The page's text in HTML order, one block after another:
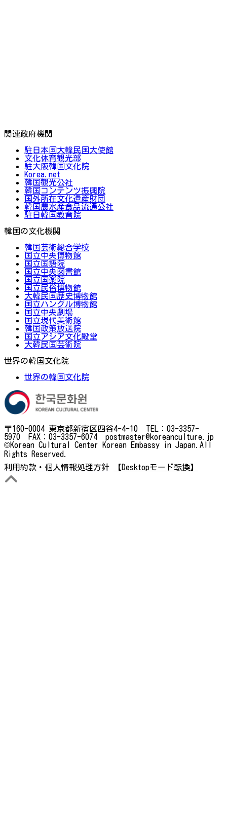
関連政府機関
駐日本国大韓民国大使館
文化体育観光部
駐大阪韓国文化院
Korea.net
韓国観光公社
韓国コンテンツ振興院
国外所在文化遺産財団
韓国農水産食品流通公社
駐日韓国教育院
韓国の文化機関
韓国芸術総合学校
国立中央博物館
国立国語院
国立中央図書館
国立国楽院
国立民俗博物館
大韓民国歴史博物館
国立ハングル博物館
国立中央劇場
国立現代美術館
韓国政策放送院
国立アジア文化殿堂
大韓民国芸術院
世界の韓国文化院
世界の韓国文化院
〒160-0004 東京都新宿区四谷4-4-10 TEL：03-3357-
5970 FAX：03-3357-6074 postmaster@koreanculture.jp
©Korean Cultural Center Korean Embassy in Japan.All
Rights Reserved.
利用約款・個人情報処理方針
【Desktopモード転換】